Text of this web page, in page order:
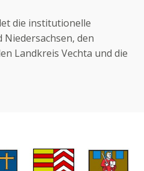
die institutionelle
Niedersachsen, den
Landkreis Vechta und die